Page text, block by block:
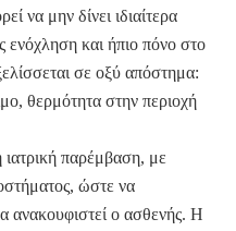
να μην δίνει ιδιαίτερα
και ήπιο πόνο στο
σε οξύ απόστημα:
θερμότητα στην περιοχή
ιατρική παρέμβαση, με
ώστε να
ανακουφιστεί ο ασθενής. Η